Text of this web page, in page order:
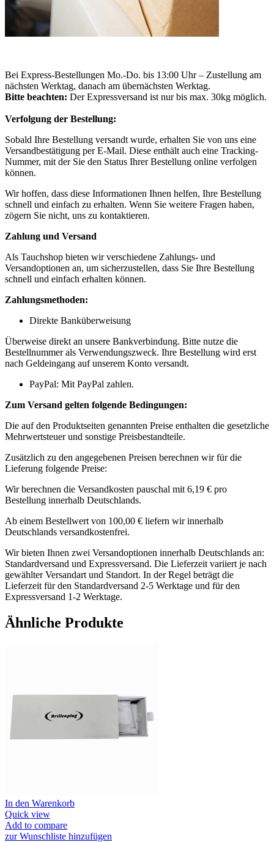
Bei Express-Bestellungen Mo.-Do. bis 13:00 Uhr – Zustellung am
nächsten Werktag, danach am übernächsten Werktag.
Bitte beachten: Der Expressversand ist nur bis max. 30kg möglich.
Verfolgung der Bestellung:
Sobald Ihre Bestellung versandt wurde, erhalten Sie von uns eine
Versandbestätigung per E-Mail. Diese enthält auch eine Tracking-
Nummer, mit der Sie den Status Ihrer Bestellung online verfolgen
können.
Wir hoffen, dass diese Informationen Ihnen helfen, Ihre Bestellung
schnell und einfach zu erhalten. Wenn Sie weitere Fragen haben,
zögern Sie nicht, uns zu kontaktieren.
Zahlung und Versand
Als Tauchshop bieten wir verschiedene Zahlungs- und
Versandoptionen an, um sicherzustellen, dass Sie Ihre Bestellung
schnell und einfach erhalten können.
Zahlungsmethoden:
Direkte Banküberweisung
Überweise direkt an unsere Bankverbindung. Bitte nutze die
Bestellnummer als Verwendungszweck. Ihre Bestellung wird erst
nach Geldeingang auf unserem Konto versandt.
PayPal: Mit PayPal zahlen.
Zum Versand gelten folgende Bedingungen:
Die auf den Produktseiten genannten Preise enthalten die gesetzliche
Mehrwertsteuer und sonstige Preisbestandteile.
Zusätzlich zu den angegebenen Preisen berechnen wir für die
Lieferung folgende Preise:
Wir berechnen die Versandkosten pauschal mit 6,19 € pro
Bestellung innerhalb Deutschlands.
Ab einem Bestellwert von 100,00 € liefern wir innerhalb
Deutschlands versandkostenfrei.
Wir bieten Ihnen zwei Versandoptionen innerhalb Deutschlands an:
Standardversand und Expressversand. Die Lieferzeit variiert je nach
gewählter Versandart und Standort. In der Regel beträgt die
Lieferzeit für den Standardversand 2-5 Werktage und für den
Expressversand 1-2 Werktage.
Ähnliche Produkte
In den Warenkorb
Quick view
Add to compare
zur Wunschliste hinzufügen